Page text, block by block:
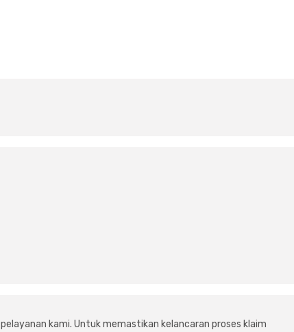
kami. Untuk memastikan kelancaran proses klaim